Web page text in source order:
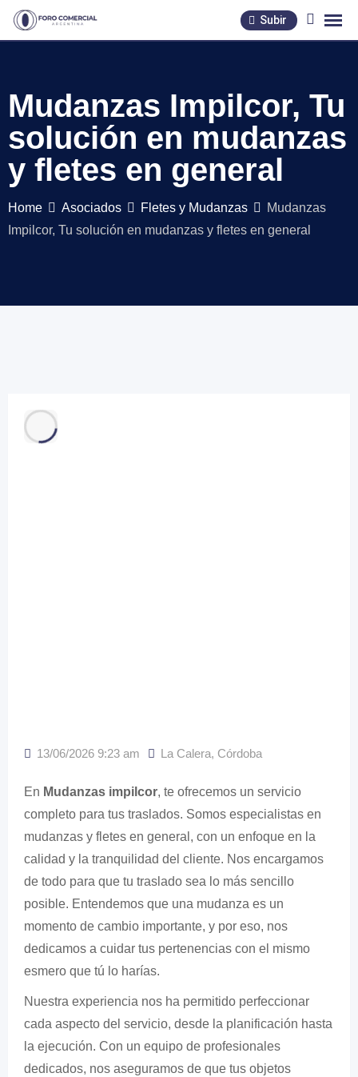
Skip
Subir
Mudanzas Impilcor, Tu
solución en mudanzas
y fletes en general
Home Asociados Fletes y Mudanzas
Mudanzas
Impilcor, Tu solución en mudanzas y fletes en general
13/06/2026 9:23 am La Calera, Córdoba
En Mudanzas impilcor, te ofrecemos un servicio
completo para tus traslados. Somos especialistas en
mudanzas y fletes en general, con un enfoque en la
calidad y la tranquilidad del cliente. Nos encargamos
de todo para que tu traslado sea lo más sencillo
posible. Entendemos que una mudanza es un
momento de cambio importante, y por eso, nos
dedicamos a cuidar tus pertenencias con el mismo
esmero que tú lo harías.
Nuestra experiencia nos ha permitido perfeccionar
cada aspecto del servicio, desde la planificación hasta
la ejecución. Con un equipo de profesionales
dedicados, nos aseguramos de que tus objetos